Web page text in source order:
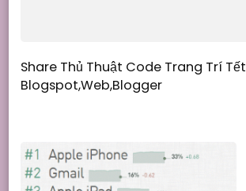
Share Thủ Thuật Code Trang Trí Tết
Blogspot,Web,Blogger